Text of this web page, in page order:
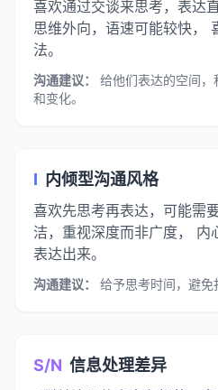
喜欢通过交谈来思考，表达
思维外向，语速可能较快，
法。
沟通建议：
给他们表达的空间
和变化。
I 内倾型沟通风格
喜欢先思考再表达，可能需
洁，重视深度而非广度， 内
表达出来。
沟通建议： 给予思考时间，避免
S/N 信息处理差异